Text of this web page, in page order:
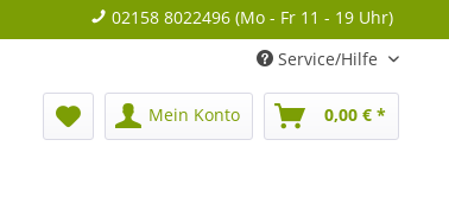
02158 8022496 (Mo - Fr 11 - 19 Uhr)
Service/Hilfe
Mein Konto 0,00 € *